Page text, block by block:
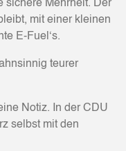
sichere Mehrheit. Der
mit einer kleinen
E-Fuel‘s.
teurer
Notiz. In der CDU
selbst mit den